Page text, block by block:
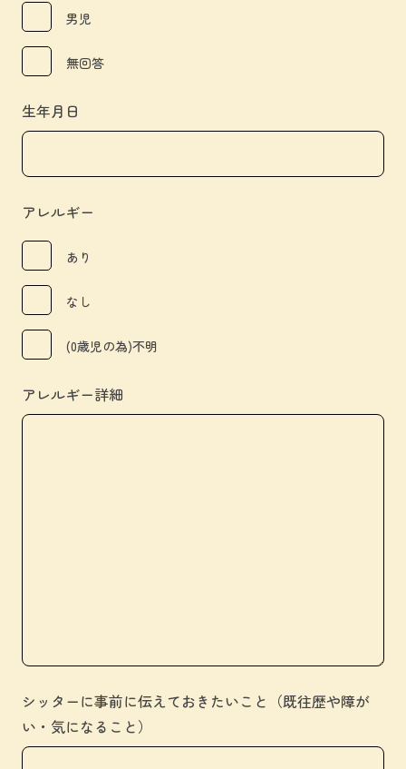
男児
無回答
生年月日
アレルギー
あり
なし
(0歳児の為)不明
アレルギー詳細
シッターに事前に伝えておきたいこと（既往歴や障が
い・気になること）